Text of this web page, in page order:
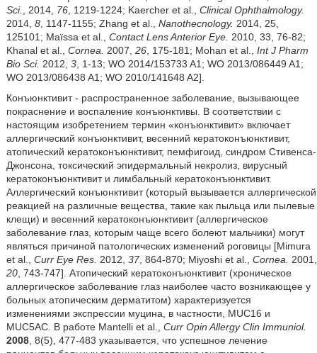
Sci.
, 2014, 76, 1219-1224; Kaercher et al., Clinical Ophthalmology.
2014, 8, 1147-1155; Zhang et al., Nanothecnology. 2014, 25,
125101; Maïssa et al., Contact Lens Anterior Eye. 2010, 33, 76-82;
Khanal et al., Cornea. 2007, 26, 175-181; Mohan et al., Int J Pharm
Bio Sci. 2012, 3, 1-13; WO 2014/153733 A1; WO 2013/086449 A1;
WO 2013/086438 A1; WO 2010/141648 A2].
Конъюнктивит - распространенное заболевание, вызывающее
покраснение и воспаление конъюнктивы. В соответствии с
настоящим изобретением термин «конъюнктивит» включает
аллергический конъюнктивит, весенний кератоконъюнктивит,
атопический кератоконъюнктивит, пемфигоид, синдром Стивенса-
Джонсона, токсический эпидермальный некролиз, вирусный
кератоконъюнктивит и лимбальный кератоконъюнктивит.
Аллергический конъюнктивит (который вызывается аллергической
реакцией на различные вещества, такие как пыльца или пылевые
клещи) и весенний кератоконъюнктивит (аллергическое
заболевание глаз, которым чаще всего болеют мальчики) могут
являться причиной патологических изменений роговицы [Mimura
et al., Curr Eye Res. 2012, 37, 864-870; Miyoshi et al., Cornea.
2001,
20, 743-747]. Атопический кератоконъюнктивит (хроническое
аллергическое заболевание глаз наиболее часто возникающее у
больных атопическим дерматитом) характеризуется
изменениями экспрессии муцина, в частности, MUC16 и
MUC5AC. В работе Mantelli et al., Curr Opin Allergy Clin Immuniol.
2008, 8(5), 477-483 указывается, что успешное лечение